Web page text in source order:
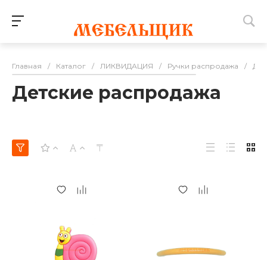
Главная / Каталог / ЛИКВИДАЦИЯ / Ручки распродажа /
Детские распродажа